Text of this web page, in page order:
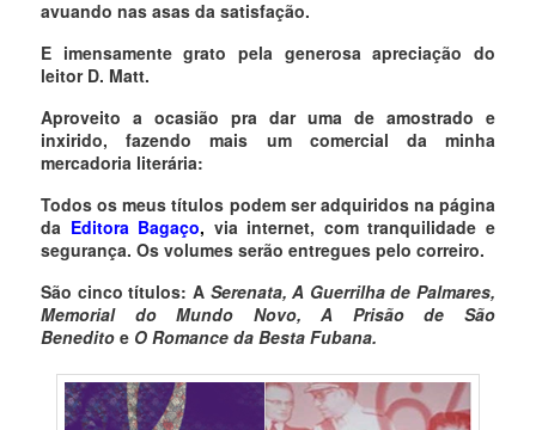
avuando nas asas da satisfação.
E imensamente grato pela generosa apreciação do
leitor D. Matt.
Aproveito a ocasião pra dar uma de amostrado e
inxirido, fazendo mais um comercial da minha
mercadoria literária:
Todos os meus títulos podem ser adquiridos na página
da Editora Bagaço, via internet, com tranquilidade e
segurança. Os volumes serão entregues pelo correiro.
São cinco títulos: ASerenata, A Guerrilha de Palmares,
Memorial do Mundo Novo, A Prisão de São
Beneditoe O Romance da Besta Fubana.